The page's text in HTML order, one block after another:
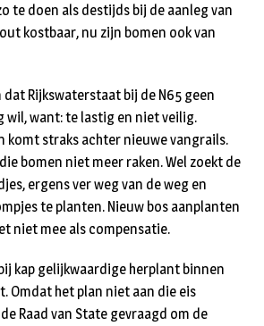
te doen als destijds bij de aanleg van
kostbaar, nu zijn bomen ook van
Rijkswaterstaat bij de N65 geen
wil, want: te lastig en niet veilig.
komt straks achter nieuwe vangrails.
bomen niet meer raken. Wel zoekt de
ergens ver weg van de weg en
te planten. Nieuw bos aanplanten
niet mee als compensatie.
kap gelijkwaardige herplant binnen
Omdat het plan niet aan die eis
Raad van State gevraagd om de